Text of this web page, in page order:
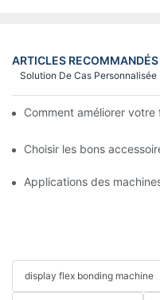
ARTICLES RECOMMANDÉS
Solution De Cas Personnalisée
Comment améliorer
Choisir les bons
Applications des
display flex bonding machine